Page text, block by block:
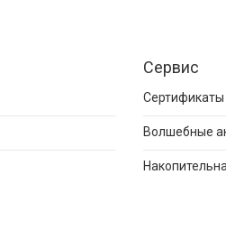
Сервис
Сертификаты
Волшебные